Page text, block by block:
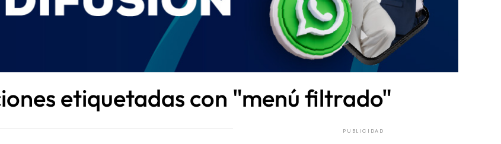
etiquetadas con "menú filtrado"
PUBLICIDAD